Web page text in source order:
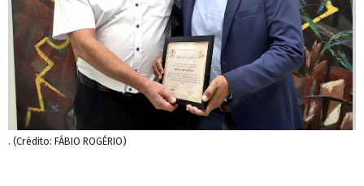
. (Crédito: FÁBIO ROGÉRIO)